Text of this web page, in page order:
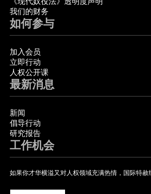
我们的财务
如何参与
加入会员
立即行动
人权公开课
最新消息
新闻
倡导行动
研究报告
工作机会
如果你才华横溢又对人权领域充满热情，国际特赦